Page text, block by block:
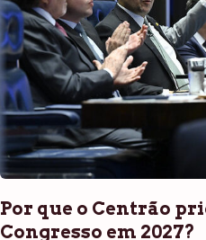
Por que o Centrão
Congresso em 2027?